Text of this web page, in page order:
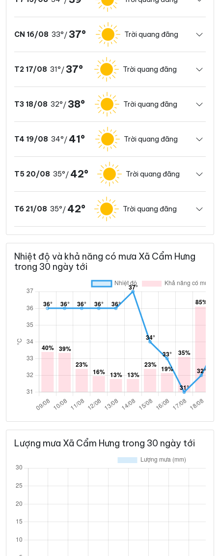
CN 16/08 33°/ 37° Trời quang đãng
T2 17/08 31°/ 37° Trời quang đãng
T3 18/08 32°/ 38° Trời quang đãng
T4 19/08 34°/ 41° Trời quang đãng
T5 20/08 35°/ 42° Trời quang đãng
T6 21/08 35°/ 42° Trời quang đãng
Nhiệt độ và khả năng có mưa Xã Cẩm Hưng
trong 30 ngày tới
Lượng mưa Xã Cẩm Hưng trong 30 ngày tới